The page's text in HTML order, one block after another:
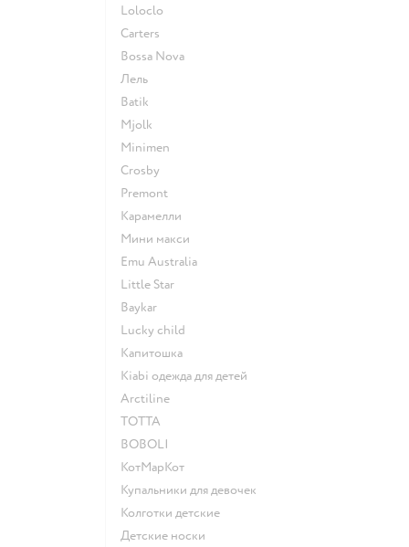
Loloclo
Сarters
Bossa Nova
Лель
Batik
Mjolk
Minimen
Crosby
Premont
Карамелли
Мини макси
Emu Australia
Little Star
Baykar
Lucky child
Капитошка
Kiabi одежда для детей
Arctiline
ТОТТА
BOBOLI
КотМарКот
Купальники для девочек
Колготки детские
Детские носки